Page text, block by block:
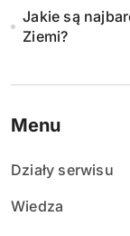
Jakie są
Ziemi?
Menu
Działy serwisu
Wiedza